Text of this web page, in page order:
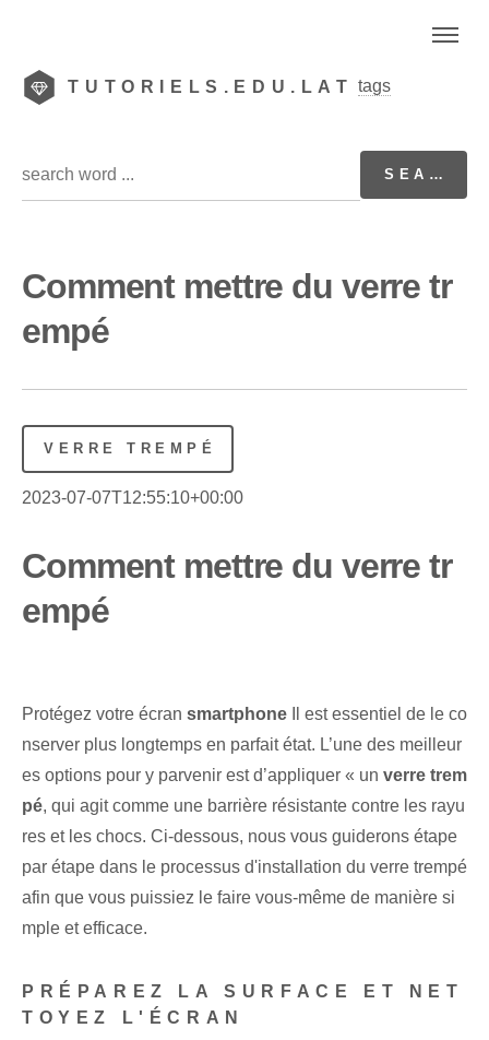
TUTORIELS.EDU.LAT tags
Comment mettre du verre tr
empé
VERRE TREMPÉ
2023-07-07T12:55:10+00:00
Comment mettre du verre tr
empé
Protégez votre écran smartphone Il est essentiel de le co
nserver plus longtemps en parfait état. L’une⁤ des meilleur
es⁢ options pour y parvenir est d’appliquer « un verre trem
pé, qui agit comme une barrière résistante contre les rayu
res et les chocs. Ci-dessous, nous vous guiderons étape
par étape dans le processus d'installation du verre trempé
afin que vous puissiez le faire vous-même de manière si
mple et efficace.
PRÉPAREZ LA SURFACE ET NET
TOYEZ L'ÉCRAN